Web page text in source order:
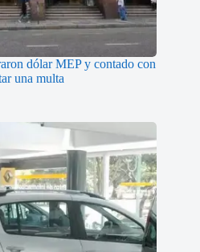
dólar MEP y contado con
una multa